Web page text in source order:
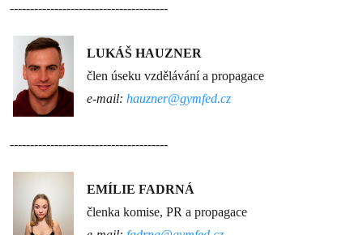
---------------------------------------
LUKÁŠ HAUZNER
člen úseku vzdělávání a propagace
e-mail: hauzner@gymfed.cz
---------------------------------------
EMÍLIE FADRNÁ
členka komise, PR a propagace